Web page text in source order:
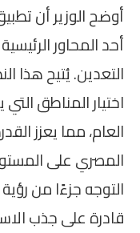
أوضح الوزير أن
أحد المحاور
التعدين. يُتيح هذا
اختيار المناطق
العام، مما يعزز
المصري على
التوجه جزءًا من
قادرة على جذب